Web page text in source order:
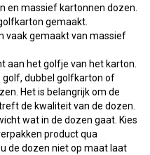
en massief kartonnen dozen.
gemaakt.
vaak gemaakt van massief
aan het golfje van het karton.
golf, dubbel golfkarton of
Het is belangrijk om de
de kwaliteit van de dozen.
wat in de dozen gaat. Kies
product qua
de dozen niet op maat laat